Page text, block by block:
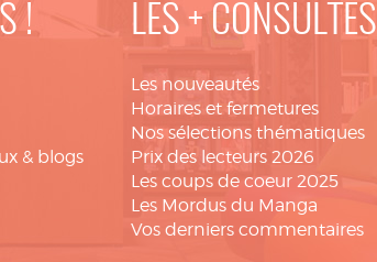
!
& blogs
LES + CONSULTÉS
Les nouveautés
Horaires et fermetures
Nos sélections thématiques
Prix des lecteurs 2026
Les coups de coeur 2025
Les Mordus du Manga
Vos derniers commentaires